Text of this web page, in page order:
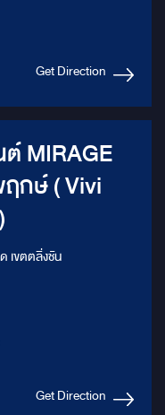
Get Direction
ต์ MIRAGE
เขตตลิ่งชัน
Get Direction